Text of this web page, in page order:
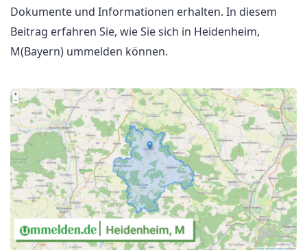
Dokumente und Informationen erhalten. In diesem
Beitrag erfahren Sie, wie Sie sich in Heidenheim,
M(Bayern) ummelden können.